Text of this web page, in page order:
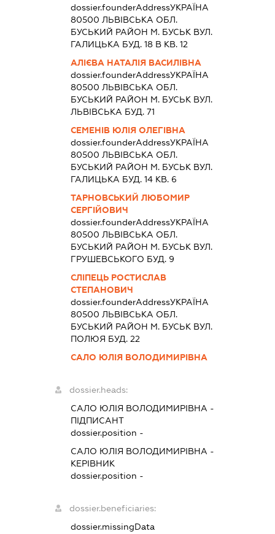
dossier.founderAddressУКРАЇНА
80500 ЛЬВIВСЬКА ОБЛ.
БУСЬКИЙ РАЙОН М. БУСЬК ВУЛ.
ГАЛИЦЬКА БУД. 18 В КВ. 12
АЛІЄВА НАТАЛІЯ ВАСИЛІВНА
dossier.founderAddressУКРАЇНА
80500 ЛЬВIВСЬКА ОБЛ.
БУСЬКИЙ РАЙОН М. БУСЬК ВУЛ.
ЛЬВІВСЬКА БУД. 71
СЕМЕНІВ ЮЛІЯ ОЛЕГІВНА
dossier.founderAddressУКРАЇНА
80500 ЛЬВIВСЬКА ОБЛ.
БУСЬКИЙ РАЙОН М. БУСЬК ВУЛ.
ГАЛИЦЬКА БУД. 14 КВ. 6
ТАРНОВСЬКИЙ ЛЮБОМИР
СЕРГІЙОВИЧ
dossier.founderAddressУКРАЇНА
80500 ЛЬВIВСЬКА ОБЛ.
БУСЬКИЙ РАЙОН М. БУСЬК ВУЛ.
ГРУШЕВСЬКОГО БУД. 9
СЛІПЕЦЬ РОСТИСЛАВ
СТЕПАНОВИЧ
dossier.founderAddressУКРАЇНА
80500 ЛЬВIВСЬКА ОБЛ.
БУСЬКИЙ РАЙОН М. БУСЬК ВУЛ.
ПОЛЮЯ БУД. 22
САЛО ЮЛІЯ ВОЛОДИМИРІВНА
dossier.heads:
САЛО ЮЛІЯ ВОЛОДИМИРІВНА -
ПІДПИСАНТ
dossier.position -
САЛО ЮЛІЯ ВОЛОДИМИРІВНА -
КЕРІВНИК
dossier.position -
dossier.beneficiaries:
dossier.missingData